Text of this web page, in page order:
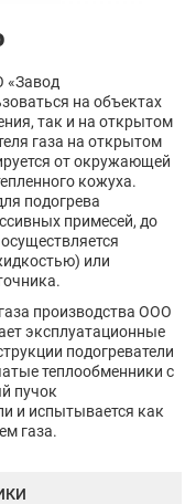
«Завод
на объектах
так и на открытом
газа на открытом
от окружающей
кожуха.
подогрева
примесей, до
или
производства ООО
эксплуатационные
подогреватели
теплообменники с
пучок
и испытывается как
газа.